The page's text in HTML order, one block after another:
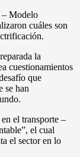
– Modelo
cuáles son
la
cuestionamientos
que
se han
el transporte –
el cual
el sector en lo